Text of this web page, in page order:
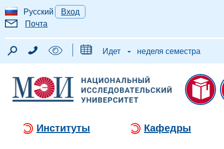
Русский
Вход
Почта
Идет - неделя семестра
Институты Кафедры